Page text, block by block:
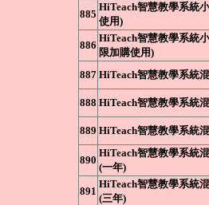
885
HiTeach智慧教學系統
使用)
886
HiTeach智慧教學系統
限加購使用)
887 HiTeach智慧教學系統
888 HiTeach智慧教學系統
889 HiTeach智慧教學系統
890
HiTeach智慧教學系統
(一年)
891
HiTeach智慧教學系統
(三年)